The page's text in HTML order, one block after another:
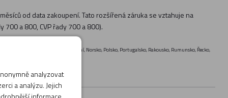
od data zakoupení. Tato rozšířená záruka se vztahuje na
700 a 800, CVP řady 700 a 800).
Malta, Německo, Nizozemí, Norsko, Polsko, Portugalsko, Rakousko, Rumunsko, Řecko,
analyzovat
a analýzu. Jejich